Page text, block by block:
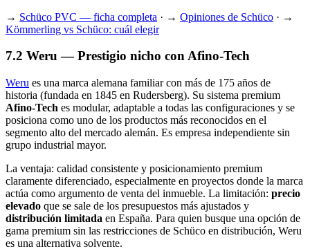
→ Schüco PVC — ficha completa · → Opiniones de Schüco · →
Kömmerling vs Schüco: cuál elegir
7.2 Weru — Prestigio nicho con Afino-Tech
Weru es una marca alemana familiar con más de 175 años de
historia (fundada en 1845 en Rudersberg). Su sistema premium
Afino-Tech es modular, adaptable a todas las configuraciones y se
posiciona como uno de los productos más reconocidos en el
segmento alto del mercado alemán. Es empresa independiente sin
grupo industrial mayor.
La ventaja: calidad consistente y posicionamiento premium
claramente diferenciado, especialmente en proyectos donde la marca
actúa como argumento de venta del inmueble. La limitación: precio
elevado que se sale de los presupuestos más ajustados y
distribución limitada en España. Para quien busque una opción de
gama premium sin las restricciones de Schüco en distribución, Weru
es una alternativa solvente.